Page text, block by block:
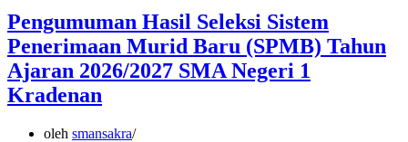
Pengumuman Hasil Seleksi Sistem
Penerimaan Murid Baru (SPMB) Tahun
Ajaran 2026/2027 SMA Negeri 1
Kradenan
oleh smansakra